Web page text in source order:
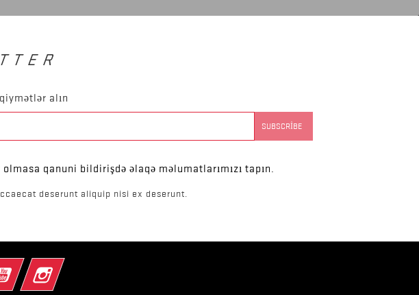
alın
qanuni bildirişdə əlaqə məlumatlarımızı tapın.
deserunt aliquip nisi ex deserunt.
YouTube Instagram